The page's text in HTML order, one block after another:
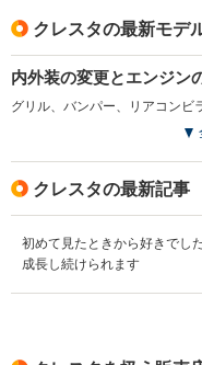
クレスタの最新モデ
内外装の変更とエンジン
クレスタの最新記事
初めて見たときから好きでし
成長し続けられます